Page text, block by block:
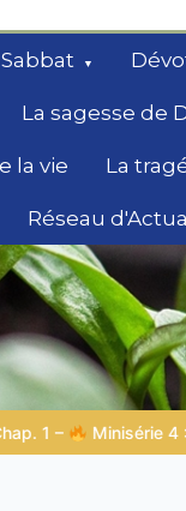
La sagesse de
la vie La
Réseau
Bible
ceux qui
| Poème 5 –